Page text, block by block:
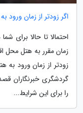
اگر زودتر از زمان ورود
احتمالا تا حالا برای
زمان مقرر به هتل محل
زودتر از زمان ورود به
گردشگری خبرنگاران
را برای این شرایط...